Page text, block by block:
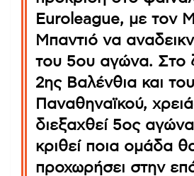
Euroleague, με τον
Μπαντιό να
του 5ου αγώνα. Στο
2ης Βαλένθια και
Παναθηναϊκού,
διεξαχθεί 5ος
κριθεί ποια ομάδα
προχωρήσει στην